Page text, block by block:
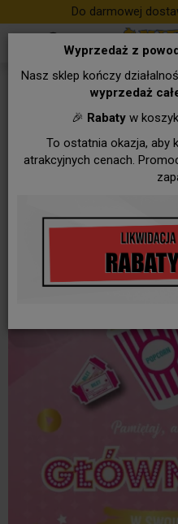
Wyprzedaż z
Nasz sklep kończy
wyprzedaż
🎉 Rabatyw
To ostatnia okazja, aby
atrakcyjnych cenach.
Do darmowej